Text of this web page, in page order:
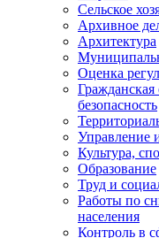
Сельское
Архивное
Архитектура
Оценка
безопасность
Управление
Культура,
Образование
Труд и
Работы по
населения
Контроль в